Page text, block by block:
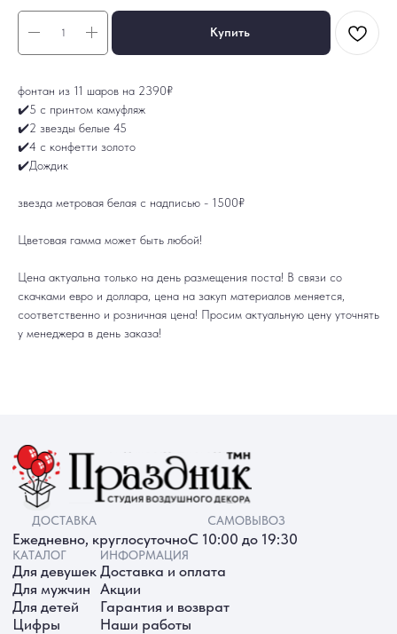
Купить
фонтан из 11 шаров на 2390₽
✔️5 с принтом камуфляж
✔️2 звезды белые 45
✔️4 с конфетти золото
✔️Дождик
звезда метровая белая с надписью - 1500₽
Цветовая гамма может быть любой!
Цена актуальна только на день размещения поста! В связи со
скачками евро и доллара, цена на закуп материалов меняется,
соответственно и розничная цена! Просим актуальную цену уточнять
у менеджера в день заказа!
Ежедневно, круглосуточноС 10:00 до 19:30
КАТАЛОГ
Для мужчин
Для детей
Хиты продаж
Акции
ИНФОРМАЦИЯ
Гарантия и возврат
Контакты
РАБОТАЕМ ЕЖЕДНЕВНО
+7 (3452) 78-05-55
+7 952 678‑05‑55